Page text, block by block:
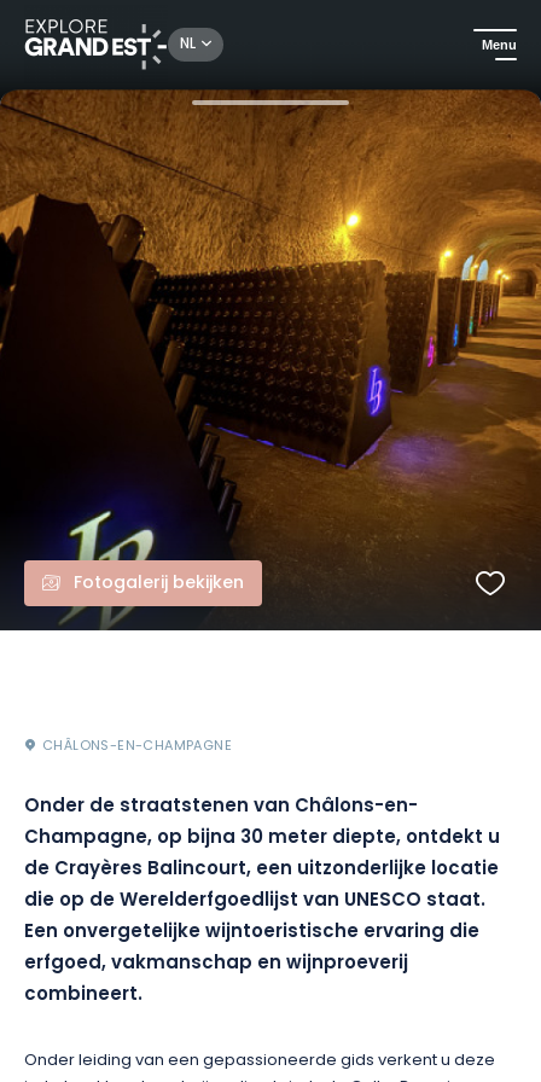
NL Menu
Kijk je ogen uit in de Grand Est Patrimoine Crayères - Bezoek aan de Maréchal de France op Domaine Balincourt
Fotogalerij bekijken
CHÂLONS-EN-CHAMPAGNE
Onder de straatstenen van Châlons-en-
Champagne, op bijna 30 meter diepte, ontdekt u
de Crayères Balincourt, een uitzonderlijke locatie
die op de Werelderfgoedlijst van UNESCO staat.
Een onvergetelijke wijntoeristische ervaring die
erfgoed, vakmanschap en wijnproeverij
combineert.
Onder leiding van een gepassioneerde gids verkent u deze